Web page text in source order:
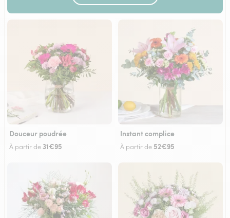
Douceur poudrée
À partir de 31€95
Instant complice
À partir de 52€95